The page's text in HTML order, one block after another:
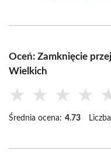
Oceń: Zamknięcie
Wielkich
★ ★ ★ ★
Średnia ocena: 4.73